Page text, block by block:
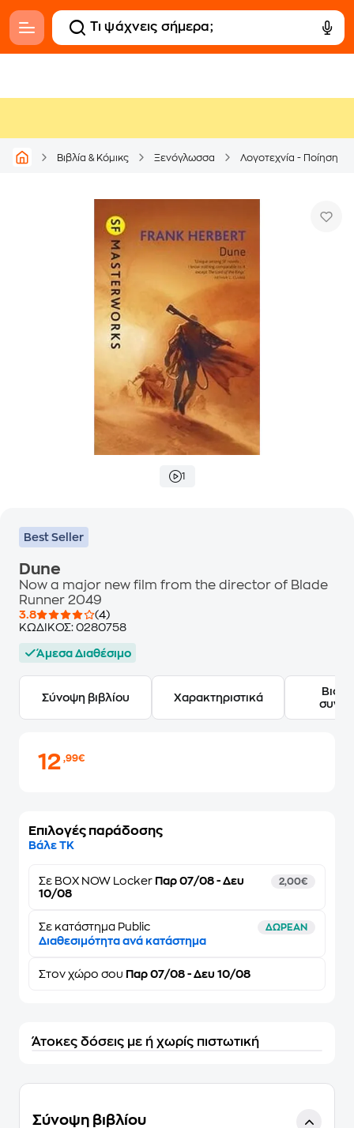
Βιβλία & Κόμικς Ξενόγλωσσα Λογοτεχνία - Ποίηση
1
Best Seller
Dune
Now a major new film from the director of Blade
Runner 2049
3.8
(4)
ΚΩΔΙΚΟΣ: 0280758
Άμεσα Διαθέσιμο
Σύνοψη βιβλίου Χαρακτηριστικά
12,99€
Επιλογές παράδοσης
Βάλε ΤΚ
Σε BOX NOW Locker Παρ 07/08 - Δευ
10/08
2,00€
Σε κατάστημα Public ΔΩΡΕΑΝ
Διαθεσιμότητα ανά κατάστημα
Στον χώρο σου Παρ 07/08 - Δευ 10/08
Άτοκες δόσεις με ή χωρίς πιστωτική
Σύνοψη βιβλίου